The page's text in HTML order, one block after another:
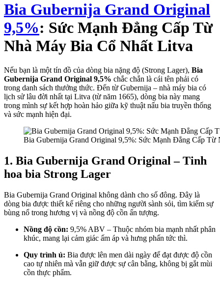
Bia Gubernija Grand Original
9,5%: Sức Mạnh Đẳng Cấp Từ
Nhà Máy Bia Cổ Nhất Litva
Nếu bạn là một tín đồ của dòng bia nặng độ (Strong Lager), Bia
Gubernija Grand Original 9,5% chắc chắn là cái tên phải có
trong danh sách thưởng thức. Đến từ Gubernija – nhà máy bia có
lịch sử lâu đời nhất tại Litva (từ năm 1665), dòng bia này mang
trong mình sự kết hợp hoàn hảo giữa kỹ thuật nấu bia truyền thống
và sức mạnh hiện đại.
Bia Gubernija Grand Original 9,5%: Sức Mạnh Đẳng Cấp
1. Bia Gubernija Grand Original – Tinh
hoa bia Strong Lager
Bia Gubernija Grand Original không dành cho số đông. Đây là
dòng bia được thiết kế riêng cho những người sành sỏi, tìm kiếm sự
bùng nổ trong hương vị và nồng độ cồn ấn tượng.
Nồng độ cồn: 9,5% ABV – Thuộc nhóm bia mạnh nhất phân
khúc, mang lại cảm giác ấm áp và hưng phấn tức thì.
Quy trình ủ: Bia được lên men dài ngày để đạt được độ cồn
cao tự nhiên mà vẫn giữ được sự cân bằng, không bị gắt mùi
cồn thực phẩm.